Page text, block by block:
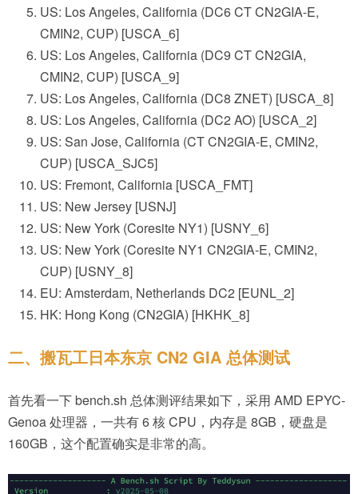
US: Los Angeles, California (DC6 CT CN2GIA-E,
CMIN2, CUP) [USCA_6]
US: Los Angeles, California (DC9 CT CN2GIA,
CMIN2, CUP) [USCA_9]
US: Los Angeles, California (DC8 ZNET) [USCA_8]
US: Los Angeles, California (DC2 AO) [USCA_2]
US: San Jose, California (CT CN2GIA-E, CMIN2,
CUP) [USCA_SJC5]
US: Fremont, California [USCA_FMT]
US: New Jersey [USNJ]
US: New York (Coresite NY1) [USNY_6]
US: New York (Coresite NY1 CN2GIA-E, CMIN2,
CUP) [USNY_8]
EU: Amsterdam, Netherlands DC2 [EUNL_2]
HK: Hong Kong (CN2GIA) [HKHK_8]
二、搬瓦工日本东京 CN2 GIA 总体测试
首先看一下 bench.sh 总体测评结果如下，采用 AMD EPYC-
Genoa 处理器，一共有 6 核 CPU，内存是 8GB，硬盘是
160GB，这个配置确实是非常的高。